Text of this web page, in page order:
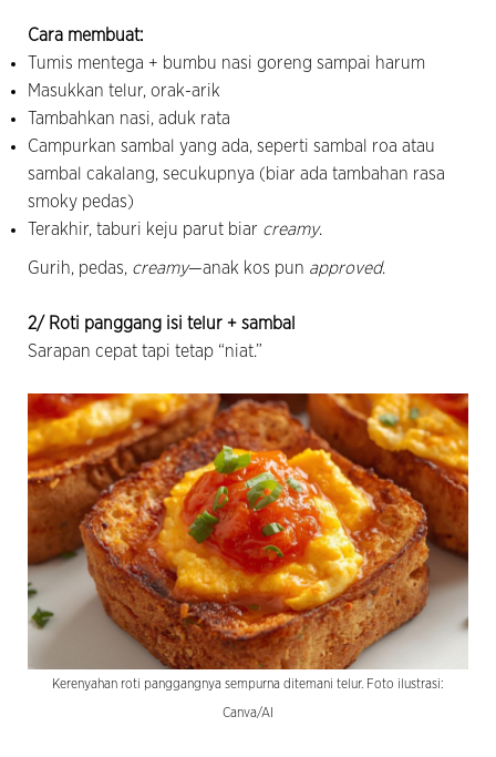
Cara membuat:
Tumis mentega + bumbu nasi goreng sampai harum
Masukkan telur, orak-arik
Tambahkan nasi, aduk rata
Campurkan sambal yang ada, seperti sambal roa atau
sambal cakalang, secukupnya (biar ada tambahan rasa
smoky pedas)
Terakhir, taburi keju parut biar creamy.
Gurih, pedas, creamy—anak kos pun approved.
2/ Roti panggang isi telur + sambal
Sarapan cepat tapi tetap “niat.”
Kerenyahan roti panggangnya sempurna ditemani telur. Foto ilustrasi:
Canva/AI